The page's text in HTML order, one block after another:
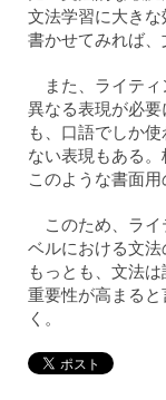
文法学習に大きな
書かせてみれば、
また、ライテ
異なる表現が必
も、口語でしか
ない表現もある
このような書面用
このため、ラ
ベルにおける文法
もっとも、文法
重要性が高まる
く。